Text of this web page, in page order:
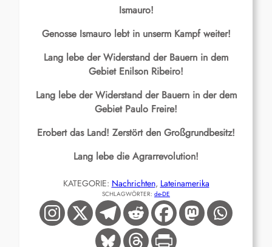
Ismauro!
Genosse Ismauro lebt in unserm Kampf weiter!
Lang lebe der Widerstand der Bauern in dem
Gebiet Enilson Ribeiro!
Lang lebe der Widerstand der Bauern in der dem
Gebiet Paulo Freire!
Erobert das Land! Zerstört den Großgrundbesitz!
Lang lebe die Agrarrevolution!
KATEGORIE: Nachrichten, Lateinamerika
SCHLAGWÖRTER: de-DE